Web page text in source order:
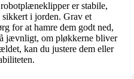
er stabile,
sikkert i jorden. Grav et
for at hamre dem godt ned,
jævnligt, om pløkkerne bliver
kan du justere dem eller